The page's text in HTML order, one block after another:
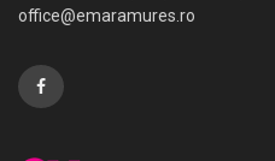
office@emaramures.ro